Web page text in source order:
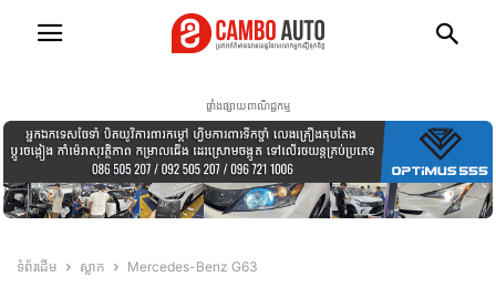
ផ្ទាំងផ្សាយពាណិជ្ជកម្ម
ទំព័រដើម ស្លាក Mercedes-Benz G63